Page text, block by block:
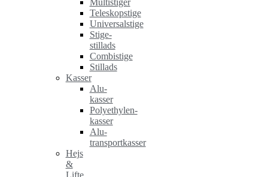
Teleskopstige
Universalstige
Stige-
stillads
Combistige
Stillads
Kasser
Alu-
kasser
Polyethylen-
kasser
Alu-
transportkasser
Hejs
&
Lifte